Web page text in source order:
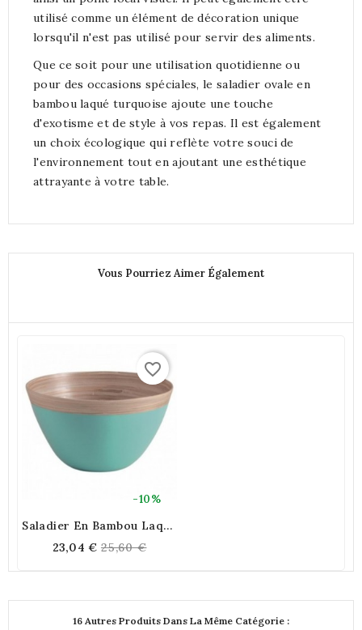
utilisé comme un élément de décoration unique
lorsqu'il n'est pas utilisé pour servir des aliments.
Que ce soit pour une utilisation quotidienne ou
pour des occasions spéciales, le saladier ovale en
bambou laqué turquoise ajoute une touche
d'exotisme et de style à vos repas. Il est également
un choix écologique qui reflète votre souci de
l'environnement tout en ajoutant une esthétique
attrayante à votre table.
Vous Pourriez Aimer Également
-10%
favorite_border
Saladier En Bambou Laqué
23,04 € Regular
25,60 €
16 Autres Produits Dans La Même Catégorie :